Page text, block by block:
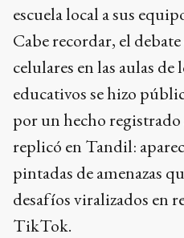
escuela local a sus
Cabe recordar, el
celulares en las aulas
educativos se hizo
por un hecho
replicó en Tandil:
pintadas de amenazas
desafíos viralizados en
TikTok.